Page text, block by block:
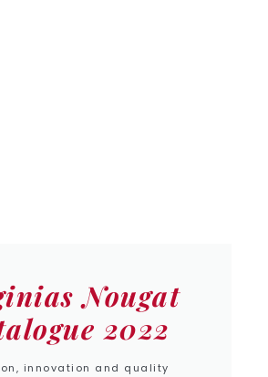
Nougat
2022
innovation and quality